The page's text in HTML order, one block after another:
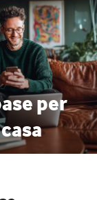
per